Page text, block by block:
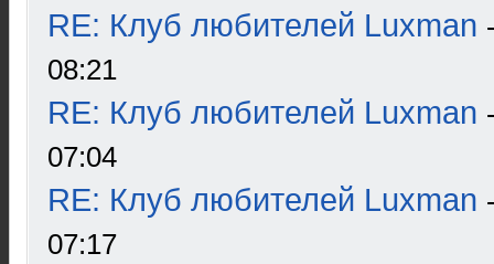
RE: Клуб любителей Luxman
08:21
RE: Клуб любителей Luxman
07:04
RE: Клуб любителей Luxman
07:17